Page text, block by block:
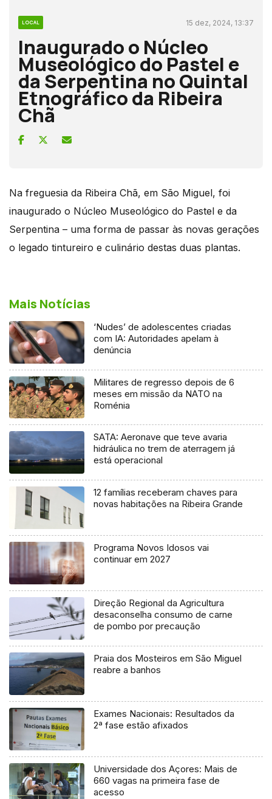
LOCAL 15 dez, 2024, 13:37
Inaugurado o Núcleo
Museológico do Pastel e
da Serpentina no Quintal
Etnográfico da Ribeira
Chã
Na freguesia da Ribeira Chã, em São Miguel, foi
inaugurado o Núcleo Museológico do Pastel e da
Serpentina – uma forma de passar às novas gerações
o legado tintureiro e culinário destas duas plantas.
Mais Notícias
‘Nudes’ de adolescentes criadas
com IA: Autoridades apelam à
denúncia
Militares de regresso depois de 6
meses em missão da NATO na
Roménia
SATA: Aeronave que teve avaria
hidráulica no trem de aterragem já
está operacional
12 famílias receberam chaves para
novas habitações na Ribeira Grande
Programa Novos Idosos vai
continuar em 2027
Direção Regional da Agricultura
desaconselha consumo de carne
de pombo por precaução
Praia dos Mosteiros em São Miguel
reabre a banhos
Exames Nacionais: Resultados da
2ª fase estão afixados
Universidade dos Açores: Mais de
660 vagas na primeira fase de
acesso